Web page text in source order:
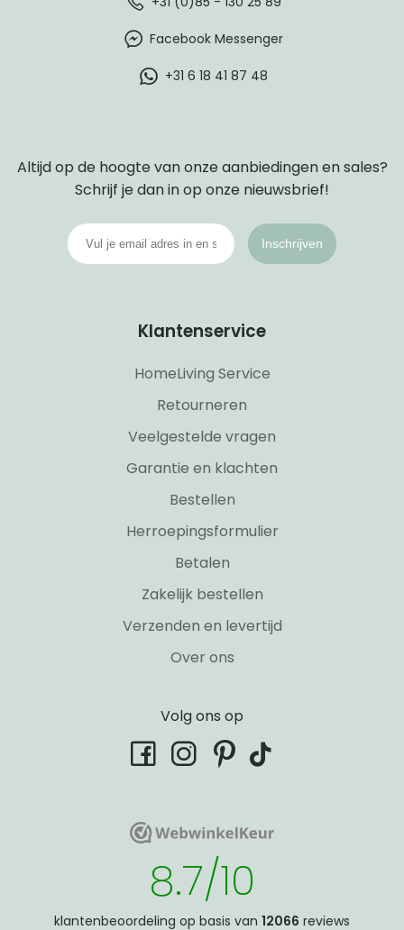
Facebook Messenger
+31 6 18 41 87 48
Altijd op de hoogte van onze aanbiedingen en sales?
Schrijf je dan in op onze nieuwsbrief!
Inschrijven
Klantenservice
HomeLiving Service
Retourneren
Veelgestelde vragen
Garantie en klachten
Bestellen
Herroepingsformulier
Betalen
Zakelijk bestellen
Verzenden en levertijd
Over ons
Volg ons op
facebookinstagram
pinterest
tiktok
WebwinkelKeurWebwinkelKeur
8.7/10
klantenbeoordeling op basis van 12066 reviews